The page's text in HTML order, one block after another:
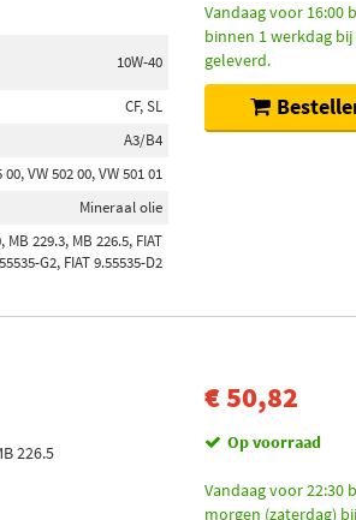
10W-40
CF, SL
A3/B4
00, VW 502 00, VW 501 01
Mineraal olie
MB 229.3, MB 226.5, FIAT
G2, FIAT 9.55535-D2
Vandaag voor 16:00
binnen 1 werkdag bij
geleverd.
226.5
€ 50,82
Op voorraad
Vandaag voor 22:30
morgen (zaterdag)